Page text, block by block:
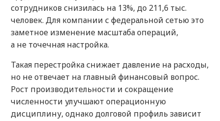
сотрудников снизилась на 13%, до 211,6 тыс.
человек. Для компании с федеральной сетью это
заметное изменение масштаба операций,
а не точечная настройка.
Такая перестройка снижает давление на расходы,
но не отвечает на главный финансовый вопрос.
Рост производительности и сокращение
численности улучшают операционную
дисциплину, однако долговой профиль зависит